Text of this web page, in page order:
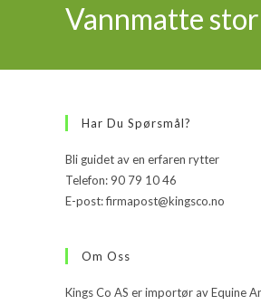
Vannmatte
Har Du Spørsmål?
Bli guidet av en erfaren rytter
Telefon: 90 79 10 46
E-post: firmapost@kingsco.no
Om Oss
Kings Co AS er importør av Equine